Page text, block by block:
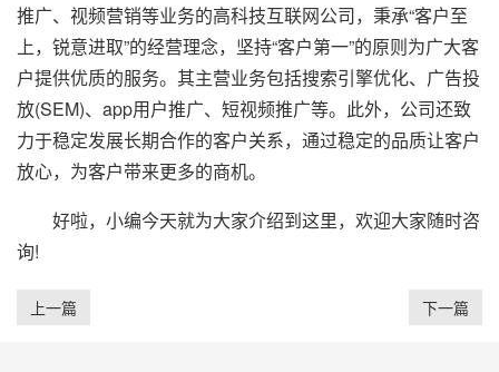
推广、视频营销等业务的高科技互联网公司，秉承“客户至
上，锐意进取”的经营理念，坚持“客户第一”的原则为广大客
户提供优质的服务。其主营业务包括搜索引擎优化、广告投
放(SEM)、app用户推广、短视频推广等。此外，公司还致
力于稳定发展长期合作的客户关系，通过稳定的品质让客户
放心，为客户带来更多的商机。
好啦，小编今天就为大家介绍到这里，欢迎大家随时咨
询!
上一篇 下一篇